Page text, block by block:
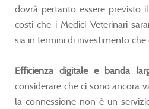
dovrà pertanto essere previsto
costi che i Medici Veterinari
sia in termini di investimento che
Efficienza digitale e banda
considerare che ci sono ancora
la connessione non è un